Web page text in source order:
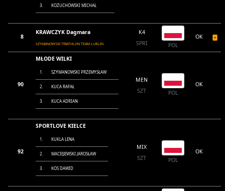
3. KOŻUCHOWSKI MICHAŁ
8
KRAWCZYK Dagmara
SZYMANOWSKI TRIATHLON TEAM LUBLIN
K4
SPRI
POL
OK
90
MŁODE WILKI
1. SZYMANOWSKI PRZEMYSŁAW
2. KUCA RAFAŁ
3. KUCA ADRIAN
MEN
SZT
POL
OK
92
SPORTLOVE KIELCE
1. KUKLA LENA
2. MACIEJEWSKI JAROSŁAW
3. KOS DAWID
MIX
SZT
POL
OK